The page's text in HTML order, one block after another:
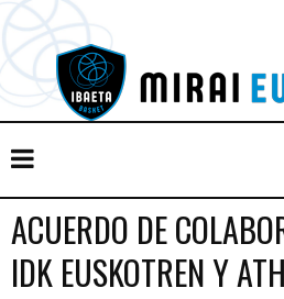
ACUERDO DE
IDK EUSKOTREN Y